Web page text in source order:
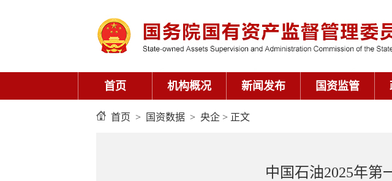
首页 机构概况 新闻发布 国资监管
首页 > 国资数据 > 央企 > 正文
中国石油2025年第